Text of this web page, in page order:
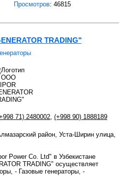
Просмотров: 46815
TRADING"
71) 2480002, (+998 90) 1888189
район, Уста-Ширин улица,
Power Co. Ltd" в Узбекистане
TRADING" осуществляет
- Газовые генераторы, -